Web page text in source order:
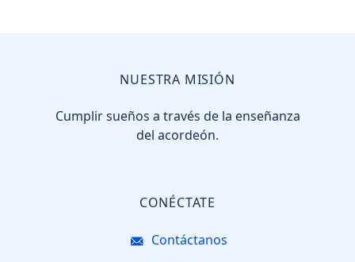
NUESTRA MISIÓN
Cumplir sueños a través de la enseñanza
del acordeón.
CONÉCTATE
Contáctanos